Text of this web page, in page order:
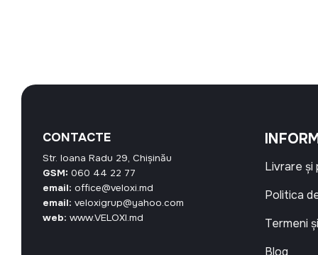
CONTACTE
Str. Ioana Radu 29, Chișinău
GSM: 060 44 22 77
email: office@veloxi.md
email: veloxigrup@yahoo.com
web: www.VELOXI.md
Livrare și
Politica
Termeni